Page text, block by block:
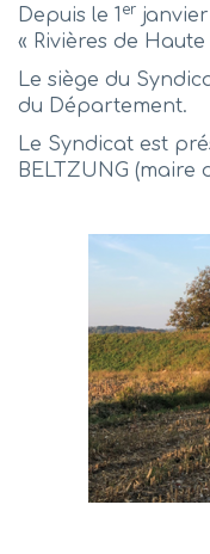
Depuis le 1 er
« Rivières de Haute
Le siège du
du Département.
Le Syndicat est
BELTZUNG